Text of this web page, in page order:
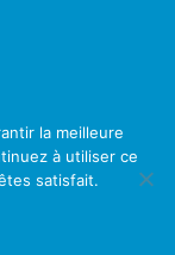
la meilleure
à utiliser ce
satisfait.